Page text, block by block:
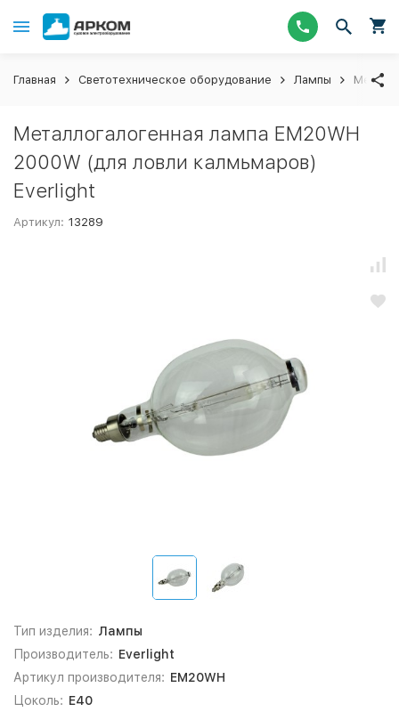
Главная Светотехническое оборудование Лампы
Металлогалогенная лампа EM20WH
2000W (для ловли калмьмаров)
Everlight
Артикул: 13289
Тип изделия: Лампы
Производитель: Everlight
Артикул производителя: EM20WH
Цоколь: E40